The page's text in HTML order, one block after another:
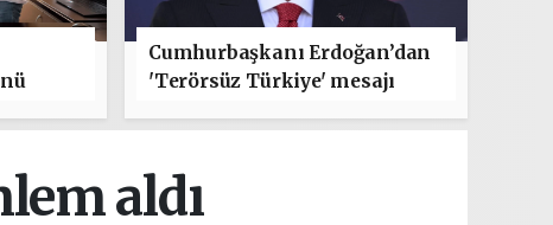
Cumhurbaşkanı Erdoğan’dan
'Terörsüz Türkiye' mesajı
aldı